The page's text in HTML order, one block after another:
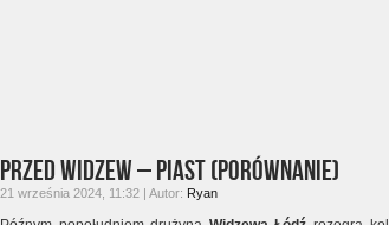
Przed Widzew – Piast (porównanie)
21 września 2024, 11:32 | Autor: Ryan